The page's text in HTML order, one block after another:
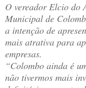
O vereador Elcio do
Municipal de
a intenção de
mais atrativa para
empresas.
“Colombo ainda é
não tivermos mais